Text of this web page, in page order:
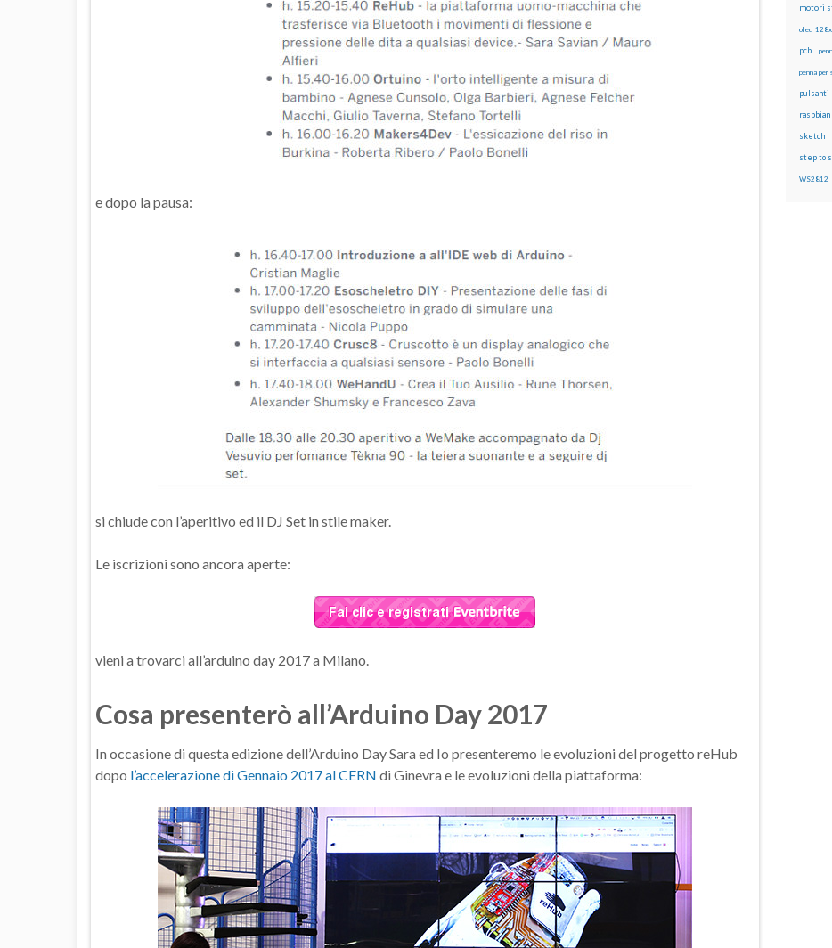
e dopo la pausa:
si chiude con l’aperitivo ed il DJ Set in stile maker.
Le iscrizioni sono ancora aperte:
vieni a trovarci all’arduino day 2017 a Milano.
Cosa presenterò all’Arduino Day 2017
In occasione di questa edizione dell’Arduino Day Sara ed Io presenteremo le evoluzioni del progetto reHub
dopo l’accelerazione di Gennaio 2017 al CERN di Ginevra e le evoluzioni della piattaforma:
motori
oled
pcb
penna
pulsanti
raspbian
sketch
step to
WS2812